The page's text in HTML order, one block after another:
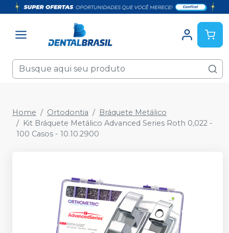
Home Ortodontia
Bráquete Metálico
Kit Bráquete Metálico Advanced Series Roth 0,022 -
100 Casos - 10.10.2900